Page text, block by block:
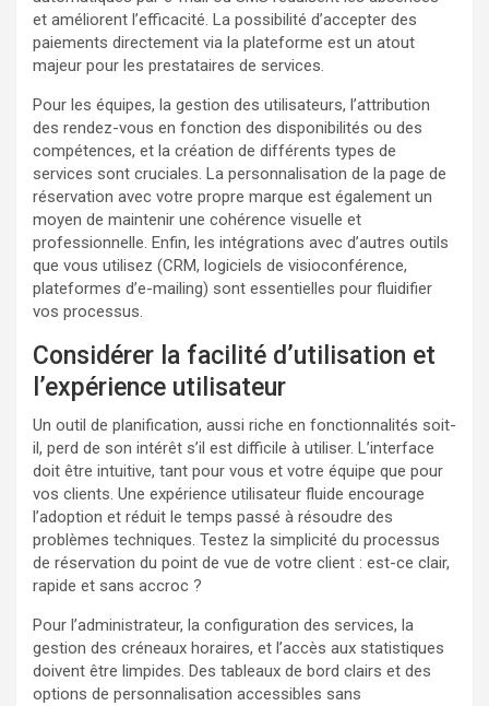
et améliorent l’efficacité. La possibilité d’accepter des
paiements directement via la plateforme est un atout
majeur pour les prestataires de services.
Pour les équipes, la gestion des utilisateurs, l’attribution
des rendez-vous en fonction des disponibilités ou des
compétences, et la création de différents types de
services sont cruciales. La personnalisation de la page de
réservation avec votre propre marque est également un
moyen de maintenir une cohérence visuelle et
professionnelle. Enfin, les intégrations avec d’autres outils
que vous utilisez (CRM, logiciels de visioconférence,
plateformes d’e-mailing) sont essentielles pour fluidifier
vos processus.
Considérer la facilité d’utilisation et
l’expérience utilisateur
Un outil de planification, aussi riche en fonctionnalités soit-
il, perd de son intérêt s’il est difficile à utiliser. L’interface
doit être intuitive, tant pour vous et votre équipe que pour
vos clients. Une expérience utilisateur fluide encourage
l’adoption et réduit le temps passé à résoudre des
problèmes techniques. Testez la simplicité du processus
de réservation du point de vue de votre client : est-ce clair,
rapide et sans accroc ?
Pour l’administrateur, la configuration des services, la
gestion des créneaux horaires, et l’accès aux statistiques
doivent être limpides. Des tableaux de bord clairs et des
options de personnalisation accessibles sans